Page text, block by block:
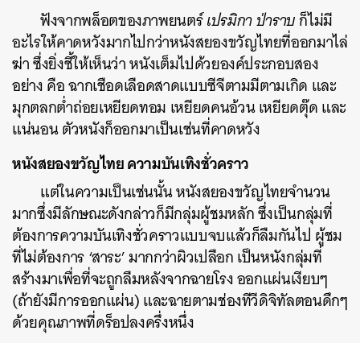
ฟังจากพล็อตของภาพยนตร์เปรมิกา ป่าราบก็ไม่มี
อะไรให้คาดหวังมากไปกว่าหนังสยองขวัญไทยที่ออกมาไล่
ฆ่า ซึ่งยิ่งชี้ให้เห็นว่า หนังเต็มไปด้วยองค์ประกอบสอง
อย่าง คือ ฉากเชือดเลือดสาดแบบซีจีตามมีตามเกิด และ
มุกตลกต่ำถ่อยเหยียดทอม เหยียดคนอ้วน เหยียดตุ๊ด และ
แน่นอน ตัวหนังก็ออกมาเป็นเช่นที่คาดหวัง
หนังสยองขวัญไทย ความบันเทิงชั่วคราว
แต่ในความเป็นเช่นนั้น หนังสยองขวัญไทยจำนวน
มากซึ่งมีลักษณะดังกล่าวก็มีกลุ่มผู้ชมหลัก ซึ่งเป็นกลุ่มที่
ต้องการความบันเทิงชั่วคราวแบบจบแล้วก็ลืมกันไป ผู้ชม
ที่ไม่ต้องการ ‘สาระ’ มากกว่าผิวเปลือก เป็นหนังกลุ่มที่
สร้างมาเพื่อที่จะถูกลืมหลังจากฉายโรง ออกแผ่นเงียบๆ
(ถ้ายังมีการออกแผ่น) และฉายตามช่องทีวีดิจิทัลตอนดึกๆ
ด้วยคุณภาพที่ดร็อปลงครึ่งหนึ่ง